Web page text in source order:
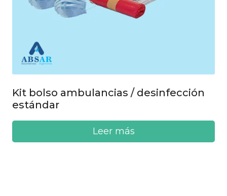
Kit bolso ambulancias / desinfección
estándar
Leer más